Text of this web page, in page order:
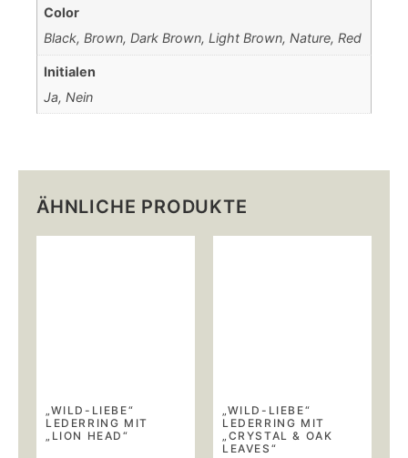
Color
Black, Brown, Dark Brown, Light Brown, Nature, Red
Initialen
Ja, Nein
ÄHNLICHE PRODUKTE
„WILD-LIEBE“
LEDERRING MIT
„LION HEAD“
„WILD-LIEBE“
LEDERRING MIT
„CRYSTAL & OAK
LEAVES“